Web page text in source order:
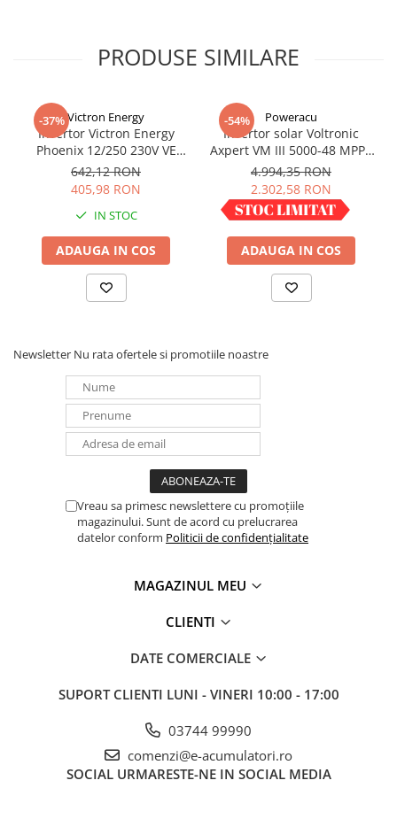
Panouri portabile
Statii energie portabile
Diverse
Electrice
Intrerupatoare si prize
structurata
Sigurante
Tablouri electrice
Lumina (Becuri si Lanterne)
Cablu de date si Adaptoare
Solutii solare portabile
Lichidare de stoc
Acumulatori
Invertoare
Sisteme de prindere
PRODUSE SIMILARE
-37%Victron Energy
Invertor Victron Energy
Phoenix 12/250 230V VE
Direct Schuko
642,12 RON
405,98 RON
IN STOC
ADAUGA IN COS
-54% Poweracu
Invertor solar Voltronic
Axpert VM III 5000-48 MPPT
5000VA 5000W LCD +
bluetooth
4.994,35 RON
2.302,58 RON
IN STOC
ADAUGA IN COS
Newsletter Nu rata ofertele si promotiile noastre
Vreau sa primesc newslettere cu promoțiile
magazinului. Sunt de acord cu prelucrarea
datelor conform Politicii de confidențialitate
MAGAZINUL MEU
CLIENTI
DATE COMERCIALE
SUPORT CLIENTI LUNI - VINERI 10:00 - 17:00
03744 99990
comenzi@e-acumulatori.ro
SOCIAL URMARESTE-NE IN SOCIAL MEDIA